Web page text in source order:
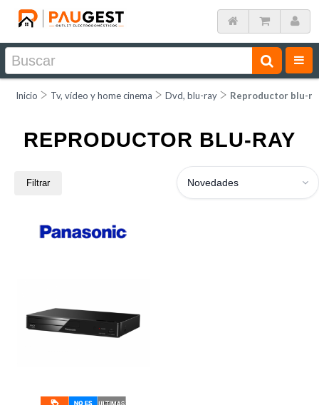
Inicio Tv, vídeo y home cinema Dvd, blu-ray Reproductor blu-
REPRODUCTOR BLU-RAY
Filtrar Novedades